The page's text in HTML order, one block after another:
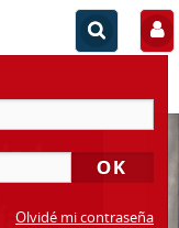
Olvidé mi contraseña